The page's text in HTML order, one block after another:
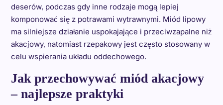
deserów, podczas gdy inne rodzaje mogą lepiej
komponować się z potrawami wytrawnymi. Miód lipowy
ma silniejsze działanie uspokajające i przeciwzapalne niż
akacjowy, natomiast rzepakowy jest często stosowany w
celu wspierania układu oddechowego.
Jak przechowywać miód akacjowy
– najlepsze praktyki